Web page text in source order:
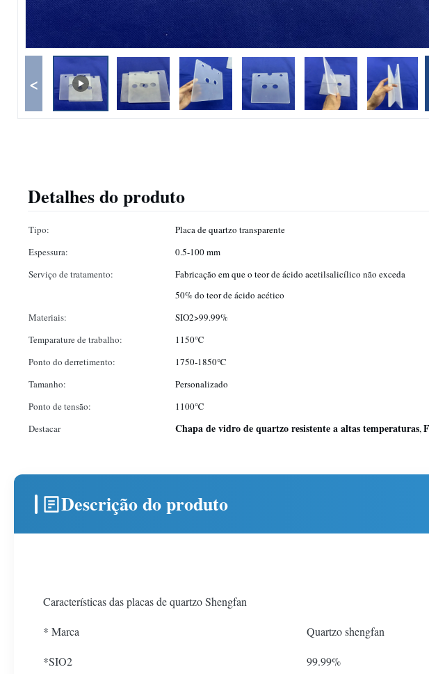
<
Detalhes do produto
Tipo: Placa de quartzo transparente
Espessura:
0.5-100 mm
Serviço de tratamento:
Fabricação em que o teor de ácido acetilsalicílico não exceda
50% do teor de ácido acético
Materiais: SIO2>99.99%
Temparature de trabalho:
1150℃
Ponto do derretimento:
1750-1850℃
Tamanho:
Personalizado
Ponto de tensão:
1100℃
Destacar
Chapa de vidro de quartzo resistente a altas temperaturas,
Descrição do produto
Características das placas de quartzo Shengfan
* Marca Quartzo shengfan
*SIO2 99.99%